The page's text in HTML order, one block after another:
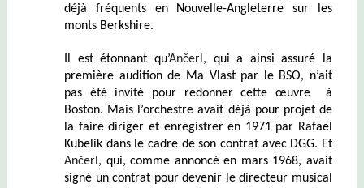
déjà fréquents en Nouvelle-Angleterre sur les
monts Berkshire.
Il est étonnant qu’Ančerl, qui a ainsi assuré la
première audition de Ma Vlast par le BSO, n’ait
pas été invité pour redonner cette œuvreà
Boston. Mais l’orchestre avait déjà pour projet de
la faire diriger et enregistrer en 1971 par Rafael
Kubelik dans le cadre de son contrat avec DGG. Et
Ančerl, qui, comme annoncé en mars 1968, avait
signé un contrat pour devenir le directeur musical